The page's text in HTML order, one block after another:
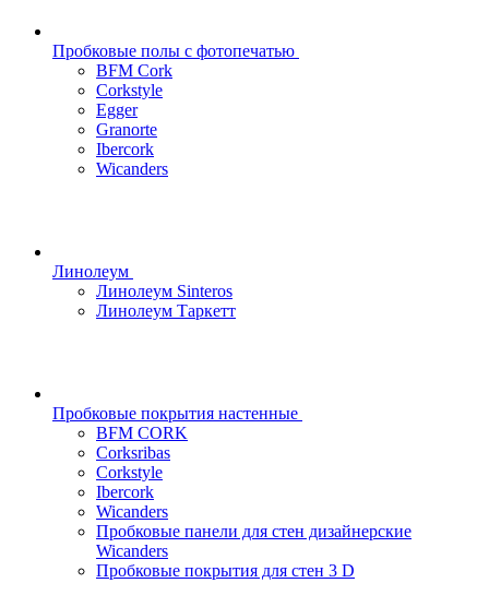
Пробковые полы с фотопечатью
BFM Cork
Corkstyle
Egger
Granorte
Ibercork
Wicanders
Линолеум
Линолеум Sinteros
Линолеум Таркетт
Пробковые покрытия настенные
BFM CORK
Corksribas
Corkstyle
Ibercork
Wicanders
Пробковые панели для стен дизайнерские
Wicanders
Пробковые покрытия для стен 3 D